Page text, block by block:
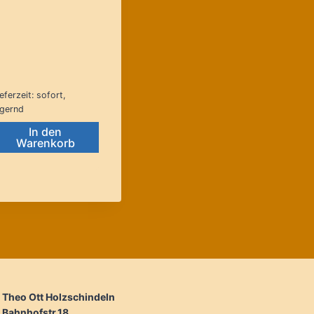
sofort,
In den
Warenkorb
Theo Ott Holzschindeln